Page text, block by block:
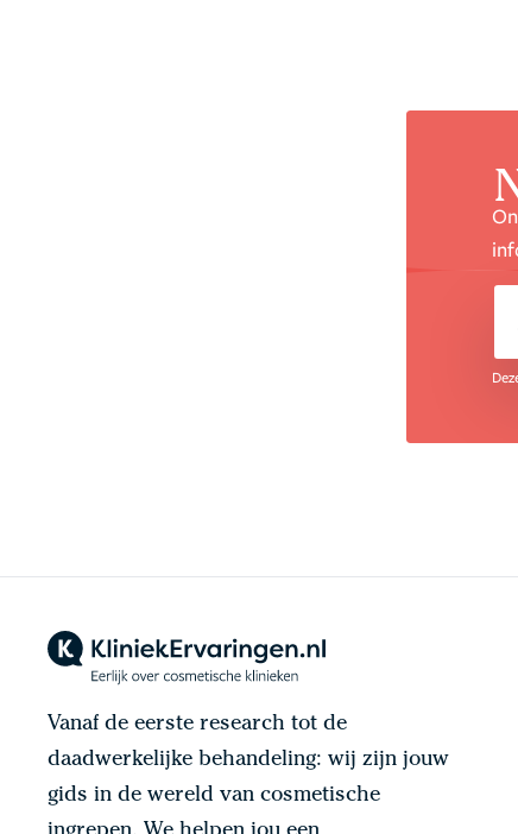
Vanaf de eerste research tot de
daadwerkelijke behandeling: wij zijn jouw
gids in de wereld van cosmetische